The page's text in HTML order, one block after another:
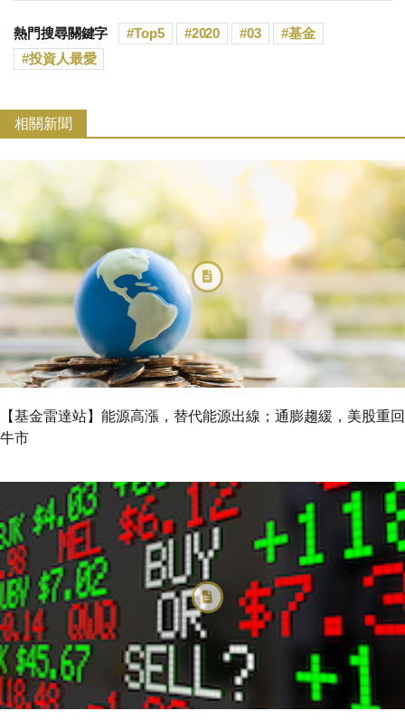
熱門搜尋關鍵字 Top5 2020 03
基金
投資人最愛
相關新聞
【基金雷達站】能源高漲，替代能源出線；通膨趨緩，美股重回
牛市